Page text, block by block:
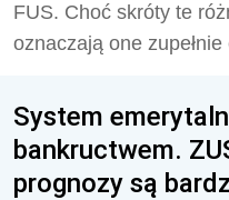
FUS. Choć skróty te
oznaczają one
System
bankructwem.
prognozy są